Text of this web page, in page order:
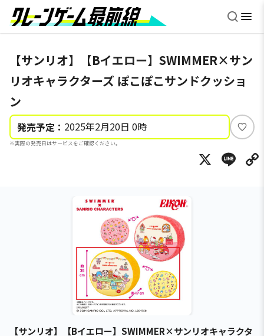
【サンリオ】【Bイエロー】SWIMMER×サン
リオキャラクターズ ぽこぽこサンドクッショ
ン
発売予定： 2025年2月20日 0時
※実際の発売日はサービスをご確認ください。
い
ね
X
【サンリオ】【Bイエロー】SWIMMER×サンリオキャラクタ